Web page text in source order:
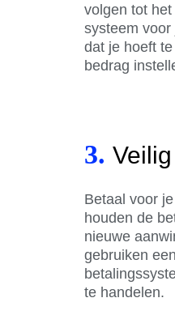
volgen tot
systeem
dat je hoeft
bedrag
3.
Betaal voor
houden de
nieuwe
gebruiken
te handelen.